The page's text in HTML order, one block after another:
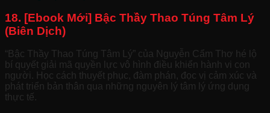
18. [Ebook Mới] Bậc Thầy Thao Túng Tâm Lý
(Biên Dịch)
“Bậc Thầy Thao Túng Tâm Lý” của Nguyễn Cẩm Thơ hé lộ
bí quyết giải mã quyền lực vô hình điều khiển hành vi con
người. Học cách thuyết phục, đàm phán, đọc vị cảm xúc và
phát triển bản thân qua những nguyên lý tâm lý ứng dụng
thực tế.